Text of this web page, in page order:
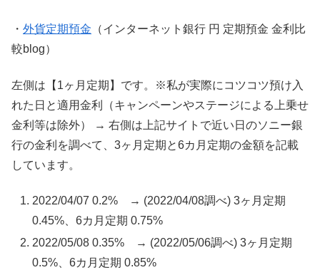
・ 外貨定期預金 （インターネット銀行 円 定期預金 金利比
較blog）
左側は【1ヶ月定期】です。※私が実際にコツコツ預け入
れた日と適用金利（キャンペーンやステージによる上乗せ
金利等は除外） → 右側は上記サイトで近い日のソニー銀
行の金利を調べて、3ヶ月定期と6カ月定期の金額を記載
しています。
2022/04/07 0.2% → (2022/04/08調べ) 3ヶ月定期
0.45%、6カ月定期 0.75%
2022/05/08 0.35% → (2022/05/06調べ) 3ヶ月定期
0.5%、6カ月定期 0.85%